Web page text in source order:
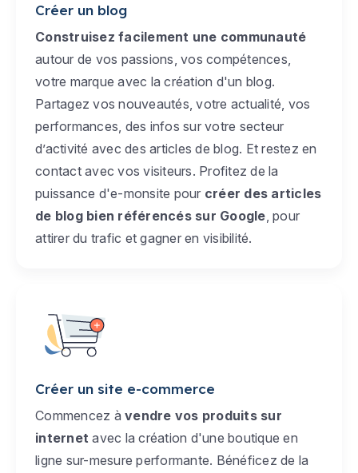
Créer un blog
Construisez facilement une communauté
autour de vos passions, vos compétences,
votre marque avec la création d'un blog.
Partagez vos nouveautés, votre actualité, vos
performances, des infos sur votre secteur
d’activité avec des articles de blog. Et restez en
contact avec vos visiteurs. Profitez de la
puissance d'e-monsite pour créer des articles
de blog bien référencés sur Google , pour
attirer du trafic et gagner en visibilité.
Créer un site e-commerce
Commencez à vendre vos produits sur
internet avec la création d'une boutique en
ligne sur-mesure performante. Bénéficez de la